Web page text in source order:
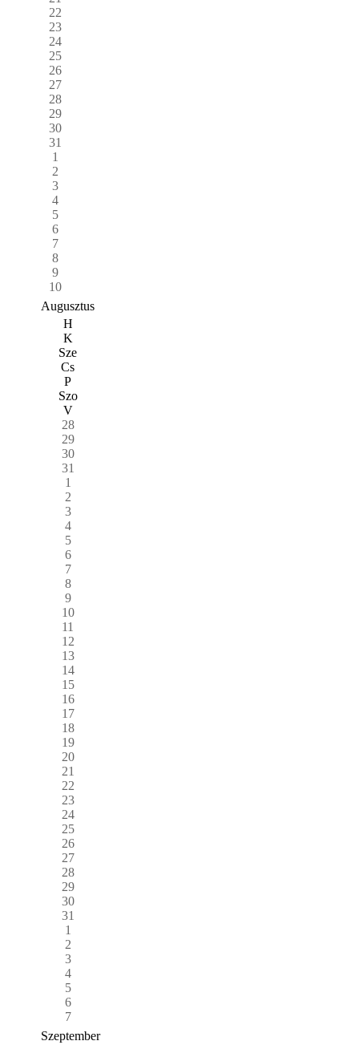
22
23
24
25
26
27
28
29
30
31
1
2
3
4
5
6
7
8
9
10
Augusztus
H
K
Sze
Cs
P
Szo
V
28
29
30
31
1
2
3
4
5
6
7
8
9
10
11
12
13
14
15
16
17
18
19
20
21
22
23
24
25
26
27
28
29
30
31
1
2
3
4
5
6
7
Szeptember